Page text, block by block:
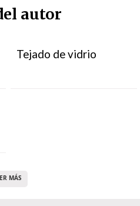
autor
Tejado de vidrio
MÁS